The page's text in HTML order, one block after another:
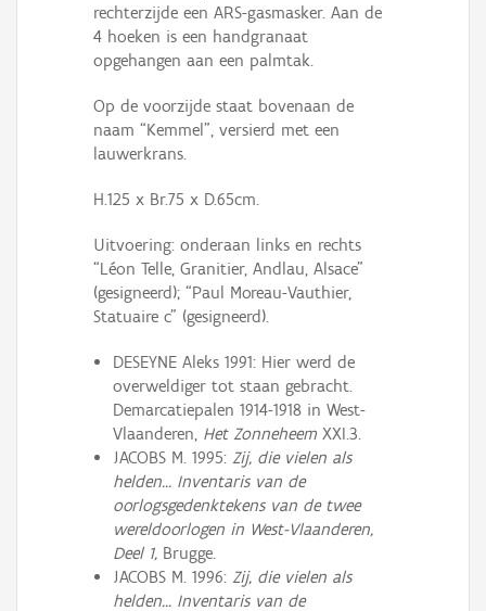
rechterzijde een ARS-gasmasker. Aan de
4 hoeken is een handgranaat
opgehangen aan een palmtak.
Op de voorzijde staat bovenaan de
naam “Kemmel”, versierd met een
lauwerkrans.
H.125 x Br.75 x D.65cm.
Uitvoering: onderaan links en rechts
“Léon Telle, Granitier, Andlau, Alsace”
(gesigneerd); “Paul Moreau-Vauthier,
Statuaire c” (gesigneerd).
DESEYNE Aleks 1991: Hier werd de
overweldiger tot staan gebracht.
Demarcatiepalen 1914-1918 in West-
Vlaanderen, Het ZonneheemXXI.3.
JACOBS M. 1995: Zij, die vielen als
helden... Inventaris van de
oorlogsgedenktekens van de twee
wereldoorlogen in West-Vlaanderen,
Deel 1,Brugge.
JACOBS M. 1996: Zij, die vielen als
helden... Inventaris van de